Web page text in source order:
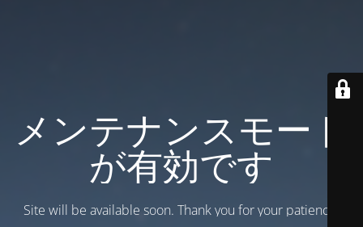
メンテナンスモード
が有効です
Site will be available soon. Thank you for your patience!